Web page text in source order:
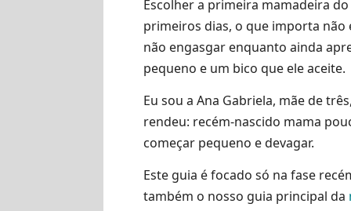
Escolher a primeira mamadeira
primeiros dias, o que importa não
não engasgar enquanto ainda
pequeno e um bico que ele aceite.
Eu sou a Ana Gabriela, mãe de
rendeu: recém-nascido mama
começar pequeno e devagar.
Este guia é focado só na fase
também o nosso guia principal da